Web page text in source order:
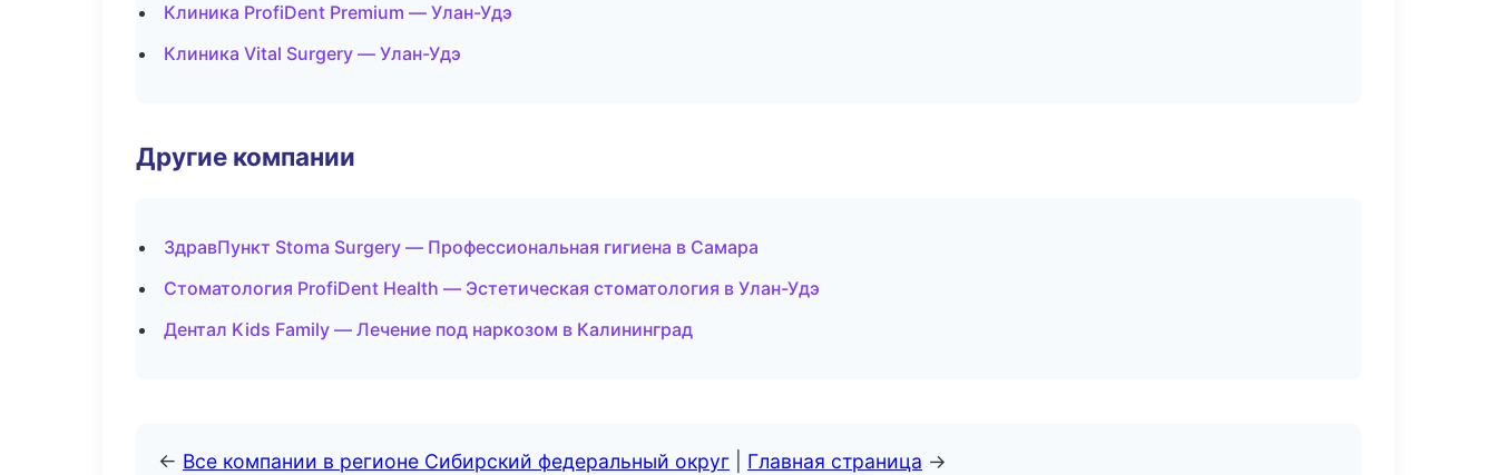
Клиника ProfiDent Premium — Улан-Удэ
Клиника Vital Surgery — Улан-Удэ
Другие компании
ЗдравПункт Stoma Surgery — Профессиональная гигиена в Самара
Стоматология ProfiDent Health — Эстетическая стоматология в Улан-Удэ
Дентал Kids Family — Лечение под наркозом в Калининград
← Все компании в регионе Сибирский федеральный округ Главная страница →